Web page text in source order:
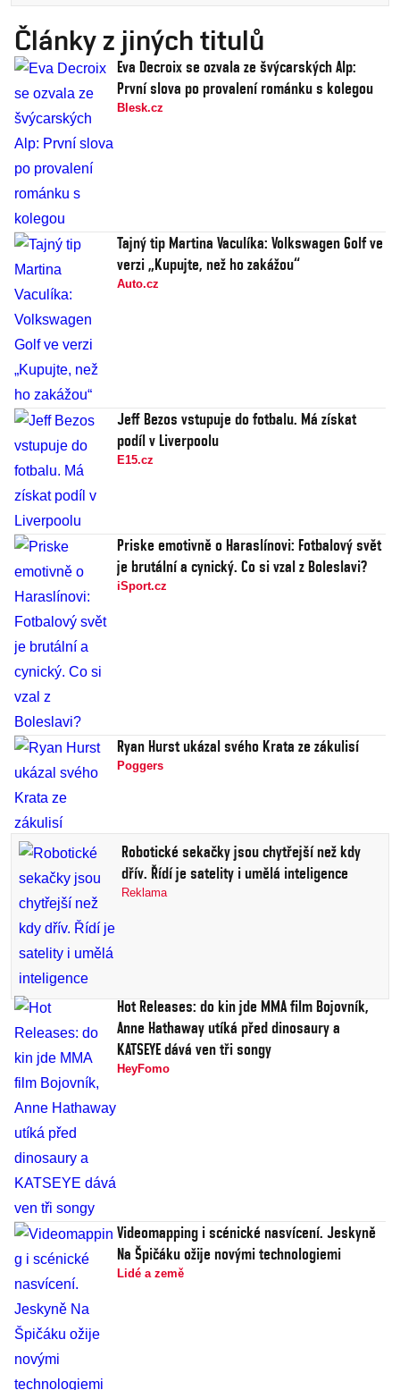
Články z jiných titulů
Eva Decroix se ozvala ze švýcarských Alp:
První slova po provalení románku s kolegou
Blesk.cz
Tajný tip Martina Vaculíka: Volkswagen Golf ve
verzi „Kupujte, než ho zakážou“
Auto.cz
Jeff Bezos vstupuje do fotbalu. Má získat
podíl v Liverpoolu
E15.cz
Priske emotivně o Haraslínovi: Fotbalový svět
je brutální a cynický. Co si vzal z Boleslavi?
iSport.cz
Ryan Hurst ukázal svého Krata ze zákulisí
Poggers
Robotické sekačky jsou chytřejší než kdy
dřív. Řídí je satelity i umělá inteligence
Reklama
Hot Releases: do kin jde MMA film Bojovník,
Anne Hathaway utíká před dinosaury a
KATSEYE dává ven tři songy
HeyFomo
Videomapping i scénické nasvícení. Jeskyně
Na Špičáku ožije novými technologiemi
Lidé a země